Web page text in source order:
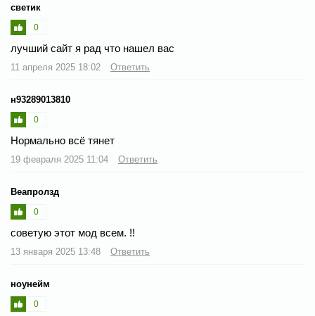
светик
0
лучший сайт я рад что нашел вас
11 апреля 2025 18:02 Ответить
н93289013810
0
Нормально всё тянет
19 февраля 2025 11:04 Ответить
Веапролзд
0
советую этот мод всем. !!
13 января 2025 13:48 Ответить
ноунейм
0